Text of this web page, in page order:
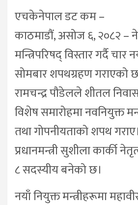
एचकेनेपाल डट कम –
काठमाडौं, असोज ६, २०८२ –
मन्त्रिपरिषद् विस्तार गर्दै चार
सोमबार शपथग्रहण गराएको छ।
रामचन्द्र पौडेलले शीतल
विशेष समारोहमा नवनियुक्त
तथा गोपनीयताको शपथ
प्रधानमन्त्री सुशीला कार्की
८ सदस्यीय बनेको छ।
नयाँ नियुक्त मन्त्रीहरूमा